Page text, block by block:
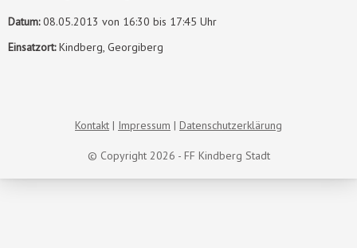
Datum:08.05.2013 von 16:30 bis 17:45 Uhr
Einsatzort:Kindberg, Georgiberg
© Copyright 2026 - FF Kindberg Stadt
Kontakt Impressum Datenschutzerklärung